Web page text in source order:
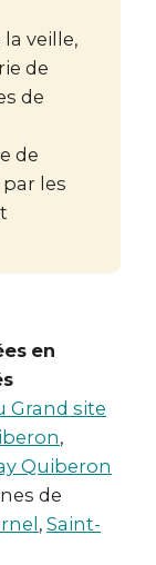
la veille,
de
de
de
les
en
Grand site
,
Quiberon
de
, Saint-